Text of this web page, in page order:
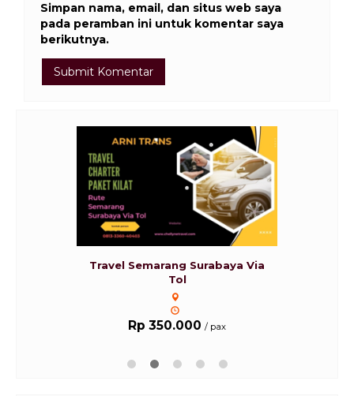
Simpan nama, email, dan situs web saya
pada peramban ini untuk komentar saya
berikutnya.
Travel Semarang Surabaya Via
Tol
Rp 350.000 / pax